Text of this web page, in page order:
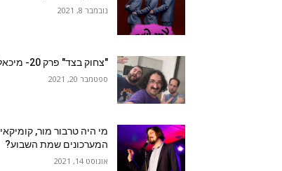
נובמבר 8, 2021
"צחוק בצד" פרק 20- מיכאל סוויסה
ספטמבר 20, 2021
מי היה טרבור מור, קומיקאי
המערכונים שמת השבוע?
אוגוסט 14, 2021